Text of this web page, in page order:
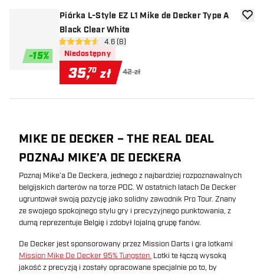
-15%
Piórka L-Style EZ L1 Mike de Decker Type A
Black Clear White
otwórz panel recenzji
4.6 gwiazdki oceny
4.6 (8)
Niedostępny
35,70 zł 42 zł
MIKE DE DECKER – THE REAL DEAL
POZNAJ MIKE’A DE DECKERA
Poznaj Mike’a De Deckera, jednego z najbardziej rozpoznawalnych
belgijskich darterów na torze PDC. W ostatnich latach De Decker
ugruntował swoją pozycję jako solidny zawodnik Pro Tour. Znany
ze swojego spokojnego stylu gry i precyzyjnego punktowania, z
dumą reprezentuje Belgię i zdobył lojalną grupę fanów.
De Decker jest sponsorowany przez Mission Darts i gra lotkami
Mission Mike De Decker 95% Tungsten. Lotki te łączą wysoką
jakość z precyzją i zostały opracowane specjalnie po to, by